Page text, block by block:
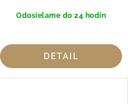
Odosielame do 24 hodín
DETAIL